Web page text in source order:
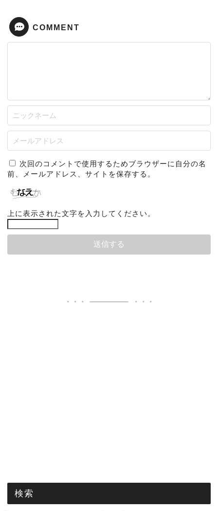
COMMENT
次回のコメントで使用するためブラウザーに自分の名
前、メールアドレス、サイトを保存する。
上に表示された文字を入力してください。
検索